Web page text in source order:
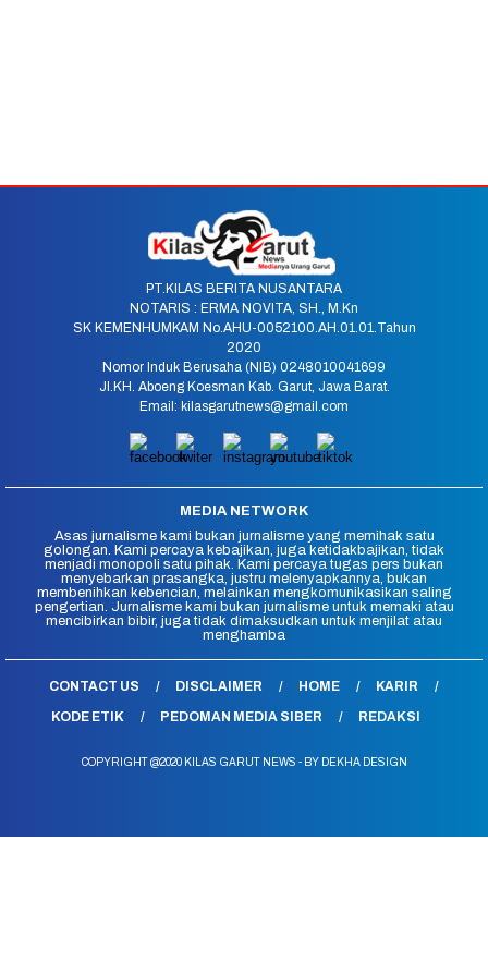
PT.KILAS BERITA NUSANTARA
NOTARIS : ERMA NOVITA, SH., M.Kn
SK KEMENHUMKAM No.AHU-0052100.AH.01.01.Tahun
2020
Nomor Induk Berusaha (NIB) 0248010041699
Jl.KH. Aboeng Koesman Kab. Garut, Jawa Barat.
Email: kilasgarutnews@gmail.com
MEDIA NETWORK
Asas jurnalisme kami bukan jurnalisme yang memihak satu
golongan. Kami percaya kebajikan, juga ketidakbajikan, tidak
menjadi monopoli satu pihak. Kami percaya tugas pers bukan
menyebarkan prasangka, justru melenyapkannya, bukan
membenihkan kebencian, melainkan mengkomunikasikan saling
pengertian. Jurnalisme kami bukan jurnalisme untuk memaki atau
mencibirkan bibir, juga tidak dimaksudkan untuk menjilat atau
menghamba
CONTACT US DISCLAIMER HOME
KARIR
KODE ETIK
PEDOMAN MEDIA SIBER REDAKSI
COPYRIGHT @2020 KILAS GARUT NEWS - BY DEKHA DESIGN